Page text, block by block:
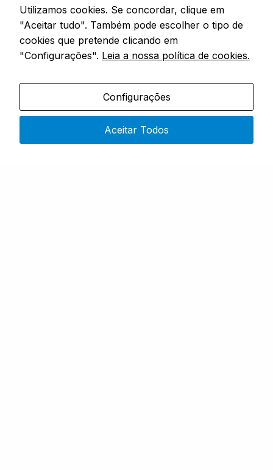
Especialistas em artigos de pesca
CONTACTOS
Rua 4 do Bom Sucesso – No. 9,
4730-453 Vila do Prado
Utilizamos cookies. Se concordar, clique em
"Aceitar tudo". Também pode escolher o tipo de
cookies que pretende clicando em
"Configurações". Leia a nossa política de cookies.
Configurações
Aceitar Todos